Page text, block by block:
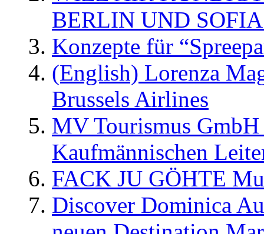
BERLIN UND
Konzepte für
(English) Lorenza
Brussels Airlines
MV Tourismus
Kaufmännischen
FACK JU GÖHTE
Discover Dominica